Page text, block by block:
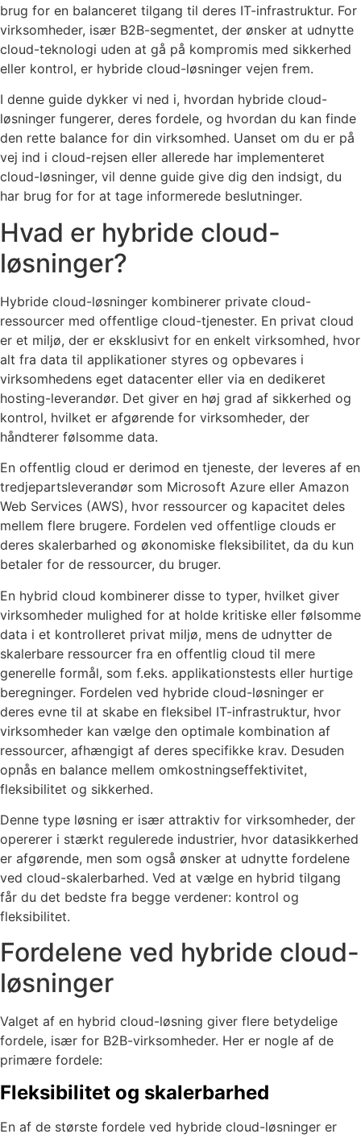
brug for en balanceret tilgang til deres IT-infrastruktur. For
virksomheder, især B2B-segmentet, der ønsker at udnytte
cloud-teknologi uden at gå på kompromis med sikkerhed
eller kontrol, er hybride cloud-løsninger vejen frem.
I denne guide dykker vi ned i, hvordan hybride cloud-
løsninger fungerer, deres fordele, og hvordan du kan finde
den rette balance for din virksomhed. Uanset om du er på
vej ind i cloud-rejsen eller allerede har implementeret
cloud-løsninger, vil denne guide give dig den indsigt, du
har brug for for at tage informerede beslutninger.
Hvad er hybride cloud-
løsninger?
Hybride cloud-løsninger kombinerer private cloud-
ressourcer med offentlige cloud-tjenester. En privat cloud
er et miljø, der er eksklusivt for en enkelt virksomhed, hvor
alt fra data til applikationer styres og opbevares i
virksomhedens eget datacenter eller via en dedikeret
hosting-leverandør. Det giver en høj grad af sikkerhed og
kontrol, hvilket er afgørende for virksomheder, der
håndterer følsomme data.
En offentlig cloud er derimod en tjeneste, der leveres af en
tredjepartsleverandør som Microsoft Azure eller Amazon
Web Services (AWS), hvor ressourcer og kapacitet deles
mellem flere brugere. Fordelen ved offentlige clouds er
deres skalerbarhed og økonomiske fleksibilitet, da du kun
betaler for de ressourcer, du bruger.
En hybrid cloud kombinerer disse to typer, hvilket giver
virksomheder mulighed for at holde kritiske eller følsomme
data i et kontrolleret privat miljø, mens de udnytter de
skalerbare ressourcer fra en offentlig cloud til mere
generelle formål, som f.eks. applikationstests eller hurtige
beregninger. Fordelen ved hybride cloud-løsninger er
deres evne til at skabe en fleksibel IT-infrastruktur, hvor
virksomheder kan vælge den optimale kombination af
ressourcer, afhængigt af deres specifikke krav. Desuden
opnås en balance mellem omkostningseffektivitet,
fleksibilitet og sikkerhed.
Denne type løsning er især attraktiv for virksomheder, der
opererer i stærkt regulerede industrier, hvor datasikkerhed
er afgørende, men som også ønsker at udnytte fordelene
ved cloud-skalerbarhed. Ved at vælge en hybrid tilgang
får du det bedste fra begge verdener: kontrol og
fleksibilitet.
Fordelene ved hybride cloud-
løsninger
Valget af en hybrid cloud-løsning giver flere betydelige
fordele, især for B2B-virksomheder. Her er nogle af de
primære fordele:
Fleksibilitet og skalerbarhed
En af de største fordele ved hybride cloud-løsninger er